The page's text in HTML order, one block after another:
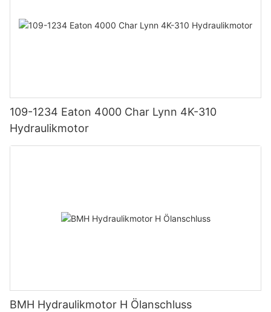
109-1234 Eaton 4000 Char Lynn 4K-310
Hydraulikmotor
BMH Hydraulikmotor H Ölanschluss